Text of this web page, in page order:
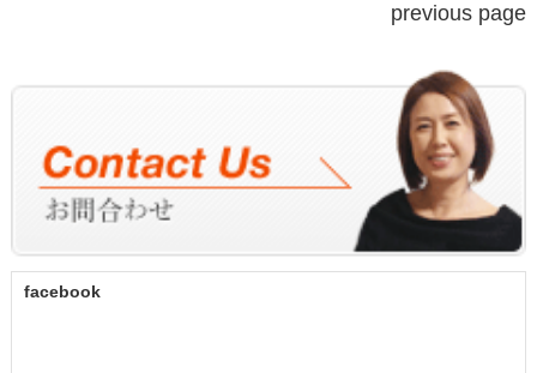
previous page
facebook